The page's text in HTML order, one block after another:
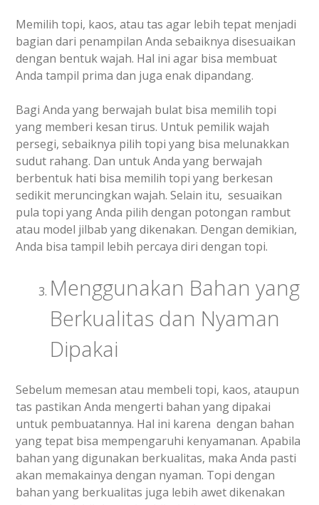
Memilih topi, kaos, atau tas agar lebih tepat menjadi
bagian dari penampilan Anda sebaiknya disesuaikan
dengan bentuk wajah. Hal ini agar bisa membuat
Anda tampil prima dan juga enak dipandang.
Bagi Anda yang berwajah bulat bisa memilih topi
yang memberi kesan tirus. Untuk pemilik wajah
persegi, sebaiknya pilih topi yang bisa melunakkan
sudut rahang. Dan untuk Anda yang berwajah
berbentuk hati bisa memilih topi yang berkesan
sedikit meruncingkan wajah. Selain itu, sesuaikan
pula topi yang Anda pilih dengan potongan rambut
atau model jilbab yang dikenakan. Dengan demikian,
Anda bisa tampil lebih percaya diri dengan topi.
Menggunakan Bahan yang
Berkualitas dan Nyaman
Dipakai
Sebelum memesan atau membeli topi, kaos, ataupun
tas pastikan Anda mengerti bahan yang dipakai
untuk pembuatannya. Hal ini karena dengan bahan
yang tepat bisa mempengaruhi kenyamanan. Apabila
bahan yang digunakan berkualitas, maka Anda pasti
akan memakainya dengan nyaman. Topi dengan
bahan yang berkualitas juga lebih awet dikenakan